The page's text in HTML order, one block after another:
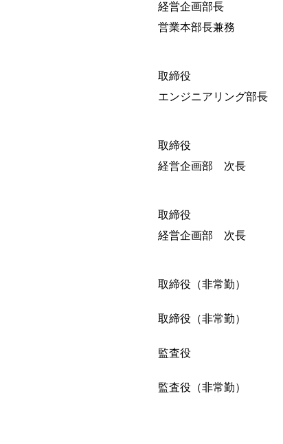
経営企画部長
営業本部長兼務
取締役 髙
エンジニアリング部長
取締役
経営企画部 次長
取締役
経営企画部 次長
取締役（非常
取締役（非常
監査役
監査役（非常